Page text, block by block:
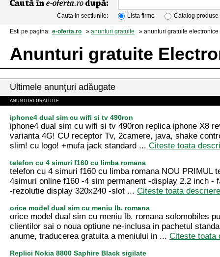
Cauta in sectiunile: Lista firme Catalog produse
Esti pe pagina: e-oferta.ro » anunturi gratuite » anunturi gratuite
Anunturi gratuite
Ultimele anunţuri adăugate
ANUNTURI GRATUITE
iphone4 dual sim cu wifi si tv 490ron
iphone4 dual sim cu wifi si tv 490ron replica iphone X8
varianta 4G! CU receptor Tv, 2camere, java, shake
slim! cu logo! +mufa jack standard ... Citeste toata
telefon cu 4 simuri f160 cu limba romana
telefon cu 4 simuri f160 cu limba romana NOU PRIMUL
4simuri online f160 -4 sim permanent -display 2.2 inch -
-rezolutie display 320x240 -slot ... Citeste toata
orice model dual sim cu meniu lb. romana
orice model dual sim cu meniu lb. romana solomobiles
clientilor sai o noua optiune ne-inclusa in pachetul
anume, traducerea gratuita a meniului in ... Citeste toata
Replici Nokia 8800 Saphire Black sigilate